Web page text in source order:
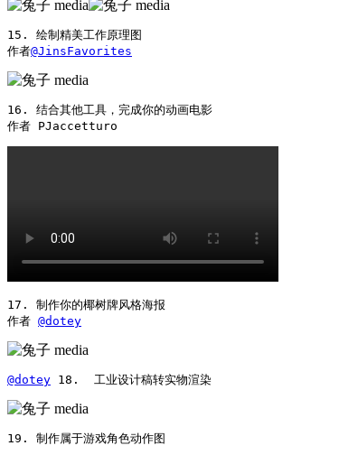
15. 绘制精美工作原理图
作者@JinsFavorites
16. 结合其他工具，完成你的动画电影
作者 PJaccetturo
17. 制作你的椰树牌风格海报
作者 @dotey
@dotey 18.  工业设计稿转实物渲染
19. 制作属于游戏角色动作图